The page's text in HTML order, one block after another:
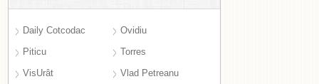
Daily Cotcodac
Ovidiu
Piticu
Torres
VisUrât
Vlad Petreanu